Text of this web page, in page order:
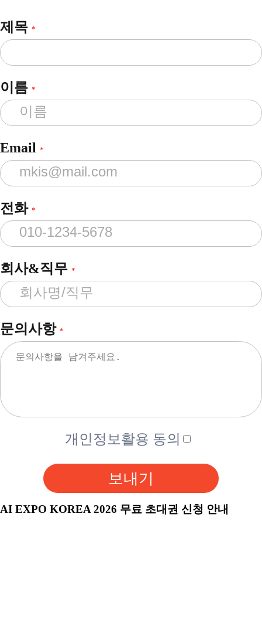
제목 *
이름 *
Email *
전화 *
회사&직무 *
문의사항 *
개인정보활용 동의
보내기
AI EXPO KOREA 2026 무료 초대권 신청 안내